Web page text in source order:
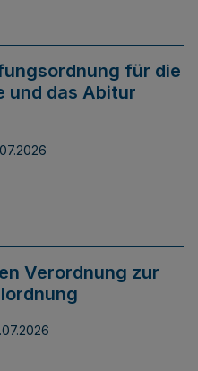
für die
und das Abitur
Verordnung zur